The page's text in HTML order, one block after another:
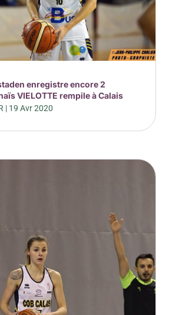
enregistre encore 2
VIELOTTE rempile à Calais
| 19 Avr 2020